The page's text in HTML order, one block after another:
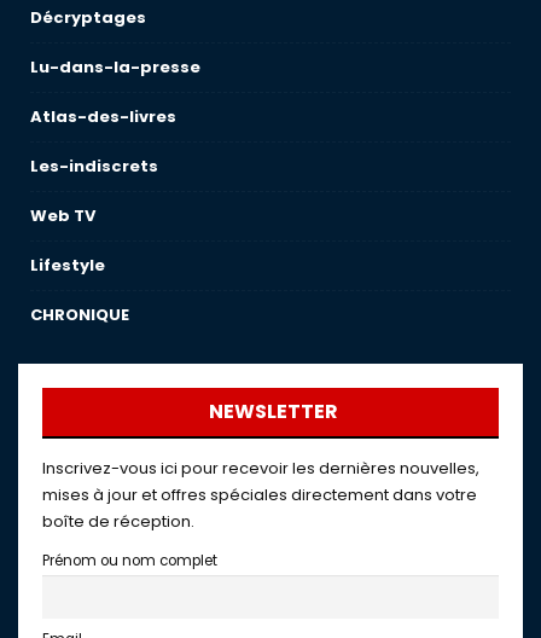
Décryptages
Lu-dans-la-presse
Atlas-des-livres
Les-indiscrets
Web TV
Lifestyle
CHRONIQUE
NEWSLETTER
Inscrivez-vous ici pour recevoir les dernières nouvelles,
mises à jour et offres spéciales directement dans votre
boîte de réception.
Prénom ou nom complet